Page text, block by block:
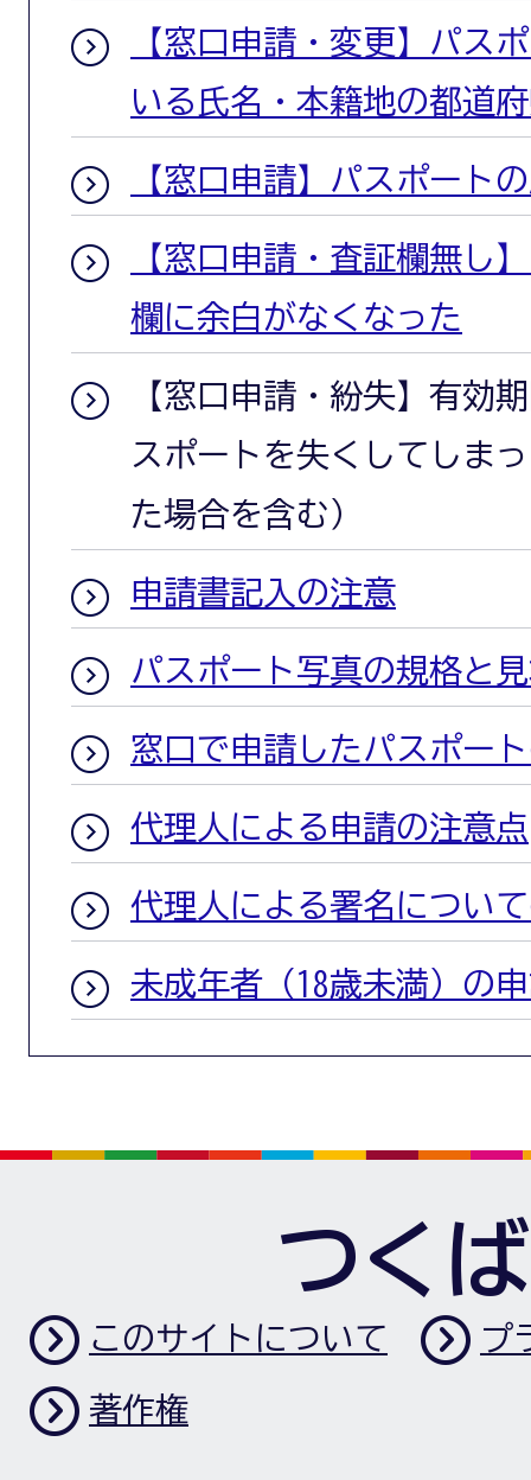
【窓口申請・変更】パス
いる氏名・本籍地の都道
【窓口申請】パスポート
【窓口申請・査証欄無し
欄に余白がなくなった
【窓口申請・紛失】有効
スポートを失くしてしま
た場合を含む）
申請書記入の注意
パスポート写真の規格と
窓口で申請したパスポー
代理人による申請の注意点
代理人による署名につい
未成年者（18歳未満）の
つく
このサイトについて プ
著作権